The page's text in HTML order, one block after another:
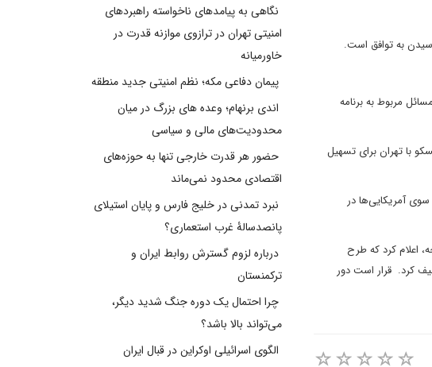
به توافق است.
مربوط به برنامه
با تهران برای تسهیل
سوی آمریکایی‌ها در
اعلام کرد که طرح
کرد. قرار است دور
نگاهی به پیامدهای ناخواسته راهبردهای
امنیتی تهران در ترازوی موازنه قدرت در
خاورمیانه
پیمان دفاعی مکه؛ نظم امنیتی جدید منطقه
اندی برنهام؛ وعده های بزرگ در میان
محدودیت‌های مالی و سیاسی
حضور هر قدرت خارجی تنها به حوزه‌های
اقتصادی محدود نمی‌ماند
نبرد تمدنی در خلیج فارس و پایان استیلای
پانصدسالۀ غرب استعماری؟
درباره لزوم گسترش روابط ایران و
ترکمنستان
چرا احتمال یک دوره جنگ شدید دیگر،
می‌تواند بالا باشد؟
الگوی اسرائیلی اوکراین در قبال ایران